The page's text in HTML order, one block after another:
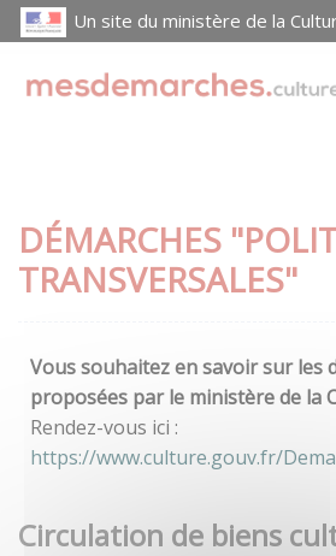
Un site du ministère de la
DÉMARCHES
TRANSVERSALES"
Vous souhaitez en savoir sur les
proposées par le ministère de la
Rendez-vous ici :
https://www.culture.gouv.fr/
Circulation de biens